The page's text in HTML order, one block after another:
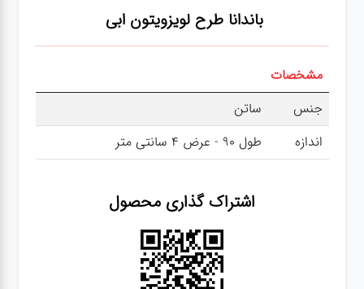
باندانا طرح لویزویتون ابی
مشخصات
جنس
ساتن
اندازه
طول 90 - عرض 4 سانتی متر
اشتراک گذاری محصول